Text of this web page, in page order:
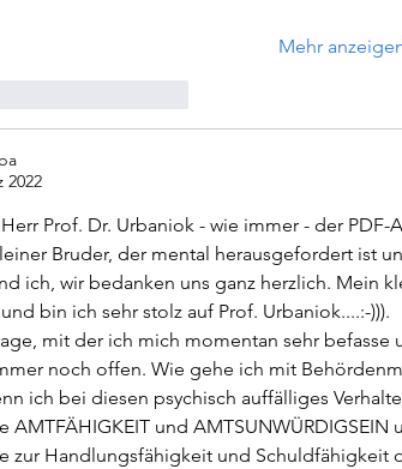
Mehr
2022
Prof. Dr. Urbaniok - wie immer - der
Bruder, der mental herausgefordert ist
ich, wir bedanken uns ganz herzlich. Mein
bin ich sehr stolz auf Prof. Urbaniok....:-))).
mit der ich mich momentan sehr
noch offen. Wie gehe ich mit
ich bei diesen psychisch auffälliges
AMTFÄHIGKEIT und
zur Handlungsfähigkeit und Schuldfähigkeit